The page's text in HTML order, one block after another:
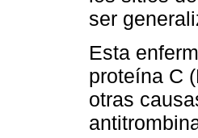
ser
Esta
proteína C
otras